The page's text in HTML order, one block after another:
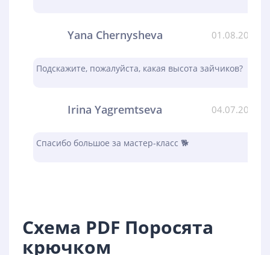
Yana Chernysheva 01.08.2023
Подскажите, пожалуйста, какая высота зайчиков?
Irina Yagremtseva 04.07.2023
Спасибо большое за мастер-класс 🐕
Схема PDF Поросята
крючком